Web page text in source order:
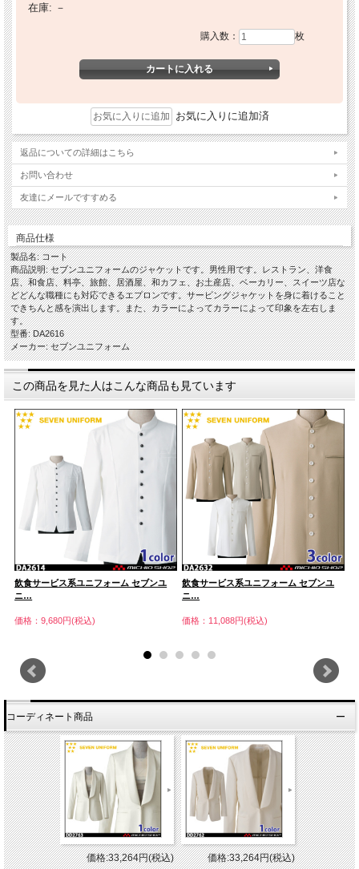
在庫: －
購入数： 枚
お気に入りに追加済
返品についての詳細はこちら
お問い合わせ
友達にメールですすめる
商品仕様
製品名: コート
商品説明: セブンユニフォームのジャケットです。男性用です。レストラン、洋食
店、和食店、料亭、旅館、居酒屋、和カフェ、お土産店、ベーカリー、スイーツ店な
どどんな職種にも対応できるエプロンです。サービングジャケットを身に着けること
できちんと感を演出します。また、カラーによってカラーによって印象を左右しま
す。
型番: DA2616
メーカー: セブンユニフォーム
この商品を見た人はこんな商品も見ています
飲食サービス系ユニフォーム セブンユ
ニ…
価格：9,680円(税込)
飲食サービス系ユニフォーム セブンユ
ニ…
価格：11,088円(税込)
コーディネート商品
価格:33,264円(税込) 価格:33,264円(税込)